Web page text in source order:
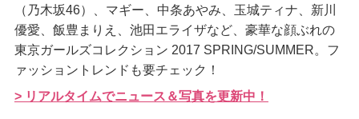
（乃木坂46）、マギー、中条あやみ、玉城ティナ、新川
優愛、飯豊まりえ、池田エライザなど、豪華な顔ぶれの
東京ガールズコレクション 2017 SPRING/SUMMER。フ
ァッショントレンドも要チェック！
> リアルタイムでニュース＆写真を更新中！